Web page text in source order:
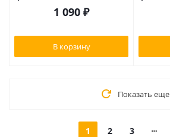
1 090 ₽
В корзину
Показать еще
1 2 3